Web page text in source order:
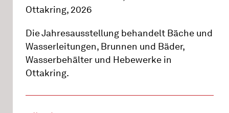
Die Jahresausstellung behandelt Bäche und
Wasserleitungen, Brunnen und Bäder,
Wasserbehälter und Hebewerke in
Ottakring.